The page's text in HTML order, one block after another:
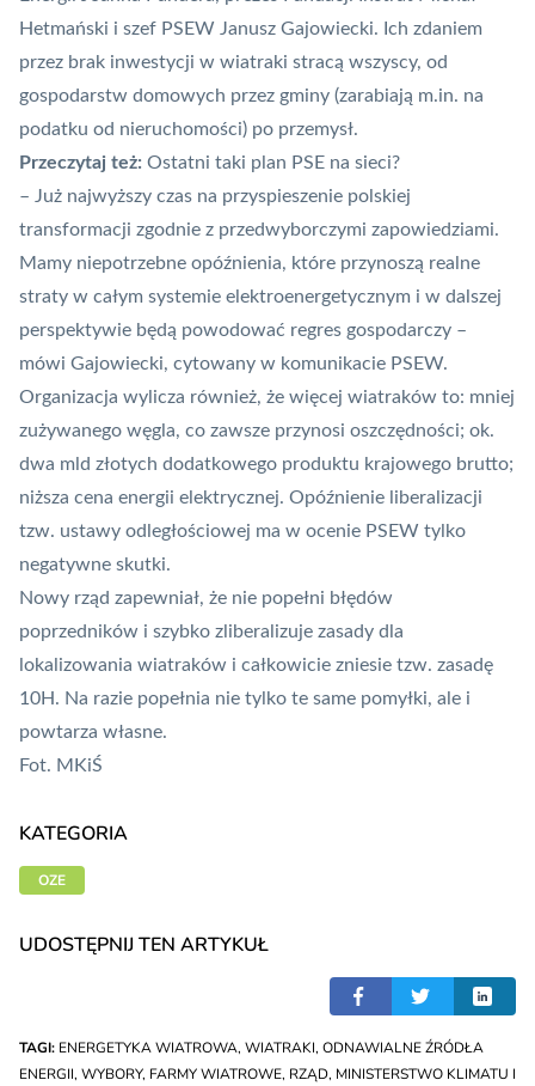
Hetmański i szef PSEW Janusz Gajowiecki. Ich zdaniem
przez brak inwestycji w wiatraki stracą wszyscy, od
gospodarstw domowych przez gminy (zarabiają m.in. na
podatku od nieruchomości) po przemysł.
Przeczytaj też: Ostatni taki plan PSE na sieci?
– Już najwyższy czas na przyspieszenie polskiej
transformacji zgodnie z przedwyborczymi zapowiedziami.
Mamy niepotrzebne opóźnienia, które przynoszą realne
straty w całym systemie elektroenergetycznym i w dalszej
perspektywie będą powodować regres gospodarczy –
mówi Gajowiecki, cytowany w komunikacie PSEW.
Organizacja wylicza również, że więcej wiatraków to: mniej
zużywanego węgla, co zawsze przynosi oszczędności; ok.
dwa mld złotych dodatkowego produktu krajowego brutto;
niższa cena energii elektrycznej. Opóźnienie liberalizacji
tzw. ustawy odległościowej ma w ocenie PSEW tylko
negatywne skutki.
Nowy rząd zapewniał, że nie popełni błędów
poprzedników i szybko zliberalizuje zasady dla
lokalizowania wiatraków i całkowicie zniesie tzw. zasadę
10H. Na razie popełnia nie tylko te same pomyłki, ale i
powtarza własne.
Fot. MKiŚ
KATEGORIA
OZE
UDOSTĘPNIJ TEN ARTYKUŁ
TAGI: ENERGETYKA WIATROWA, WIATRAKI, ODNAWIALNE ŹRÓDŁA
ENERGII, WYBORY, FARMY WIATROWE, RZĄD, MINISTERSTWO KLIMATU I